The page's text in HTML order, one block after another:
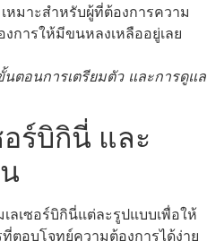
หมาะสำหรับผู้ที่ต้องการความ
การให้มีขนหลงเหลืออยู่เลย
ตอนการเตรียมตัว และการดูแล
อร์บิกินี่ และ
ลเซอร์บิกินี่แต่ละรูปแบบเพื่อให้
ตอบโจทย์ความต้องการได้ง่าย